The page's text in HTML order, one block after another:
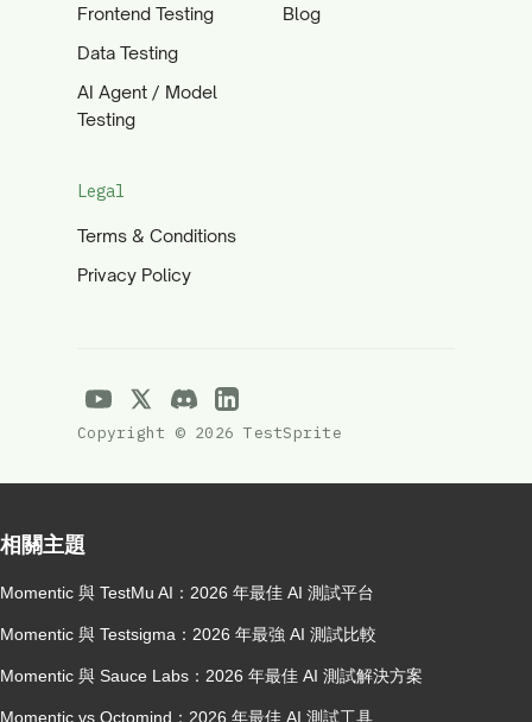
Frontend Testing
Data Testing
AI Agent / Model
Testing
Blog
Legal
Terms & Conditions
Privacy Policy
Copyright © 2026 TestSprite
相關主題
Momentic 與 TestMu AI：2026 年最佳 AI 測試平台
Momentic 與 Testsigma：2026 年最強 AI 測試比較
Momentic 與 Sauce Labs：2026 年最佳 AI 測試解決方案
Momentic vs Octomind：2026 年最佳 AI 測試工具